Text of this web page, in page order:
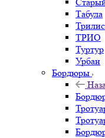
Табула
ТРИО
Туртур
Урбан
Бордюры